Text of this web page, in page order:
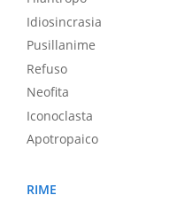
Idiosincrasia
Pusillanime
Refuso
Neofita
Iconoclasta
Apotropaico
RIME